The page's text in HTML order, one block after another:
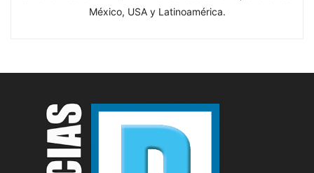
México, USA y Latinoamérica.